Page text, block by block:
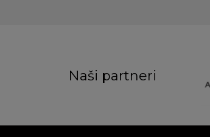
Naši partneri